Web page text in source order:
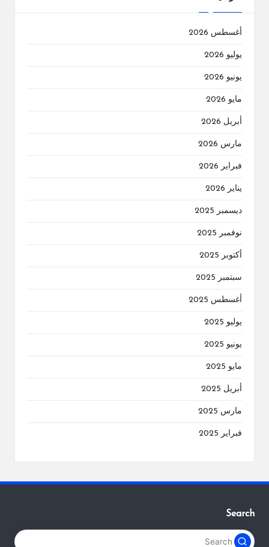
أغسطس 2026
يوليو 2026
يونيو 2026
مايو 2026
أبريل 2026
مارس 2026
فبراير 2026
يناير 2026
ديسمبر 2025
نوفمبر 2025
أكتوبر 2025
سبتمبر 2025
أغسطس 2025
يوليو 2025
يونيو 2025
مايو 2025
أبريل 2025
مارس 2025
فبراير 2025
Search